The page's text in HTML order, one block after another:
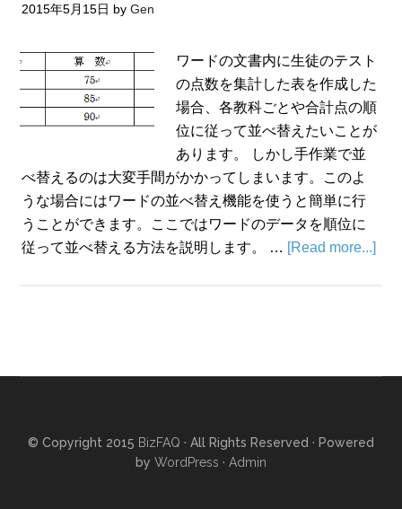
2015年5月15日 byGen
ワードの文書内に生徒のテスト
の点数を集計した表を作成した
場合、各教科ごとや合計点の順
位に従って並べ替えたいことが
あります。 しかし手作業で並
べ替えるのは大変手間がかかってしまいます。このよ
うな場合にはワードの並べ替え機能を使うと簡単に行
うことができます。ここではワードのデータを順位に
従って並べ替える方法を説明します。 … [Read more...]
© Copyright 2015 BizFAQ · All Rights Reserved · Powered
by WordPress · Admin